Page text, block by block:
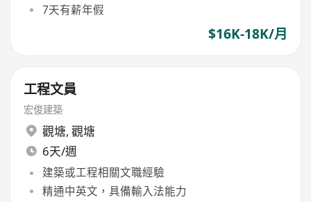
7天有薪年假
$16K-18K/月
工程文員
宏俊建築
觀塘, 觀塘
6天/週
建築或工程相關文職經驗
精通中英文，具備輸入法能力